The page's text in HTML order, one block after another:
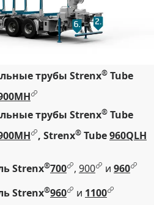
трубы Strenx® Tube
трубы Strenx® Tube
, Strenx® Tube960QLH
Strenx®700 , 900 и 960
Strenx®960 и 1100